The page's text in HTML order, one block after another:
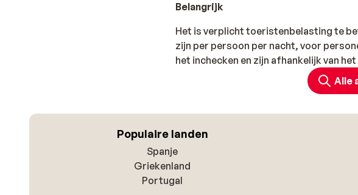
Belangrijk
Het is verplicht toeristenbelasting te
zijn per persoon per nacht, voor
het inchecken en zijn afhankelijk van
Alle
Populaire landen
Spanje
Griekenland
Portugal